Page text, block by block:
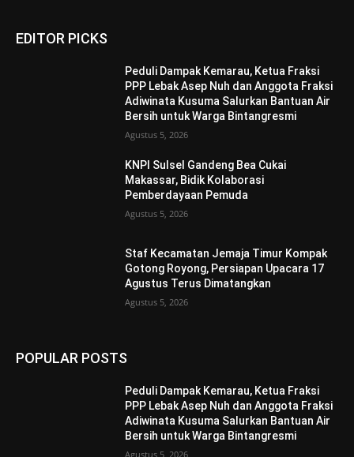
EDITOR PICKS
Peduli Dampak Kemarau, Ketua Fraksi
PPP Lebak Asep Nuh dan Anggota Fraksi
Adiwinata Kusuma Salurkan Bantuan Air
Bersih untuk Warga Bintangresmi
Agustus 5, 2026
KNPI Sulsel Gandeng Bea Cukai
Makassar, Bidik Kolaborasi
Pemberdayaan Pemuda
Agustus 5, 2026
Staf Kecamatan Jemaja Timur Kompak
Gotong Royong, Persiapan Upacara 17
Agustus Terus Dimatangkan ‎
Agustus 5, 2026
POPULAR POSTS
Peduli Dampak Kemarau, Ketua Fraksi
PPP Lebak Asep Nuh dan Anggota Fraksi
Adiwinata Kusuma Salurkan Bantuan Air
Bersih untuk Warga Bintangresmi
Agustus 5, 2026